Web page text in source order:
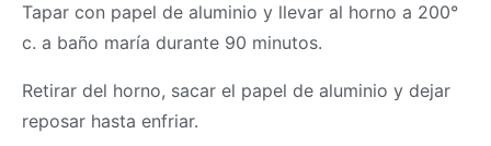
Tapar con papel de aluminio y llevar al horno a 200°
c. a baño maría durante 90 minutos.
Retirar del horno, sacar el papel de aluminio y dejar
reposar hasta enfriar.